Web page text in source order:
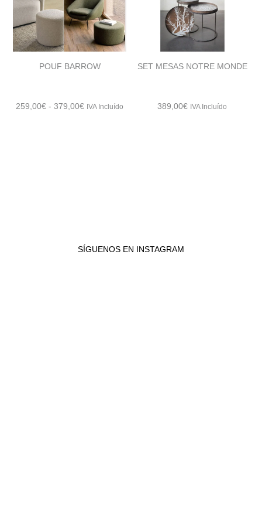
hasta
340,00€
POUF BARROW
259,00€ - 379,00€Rango
IVA Incluído
SET MESAS NOTRE MONDE
389,00€ IVA Incluído
SÍGUENOS EN INSTAGRAM